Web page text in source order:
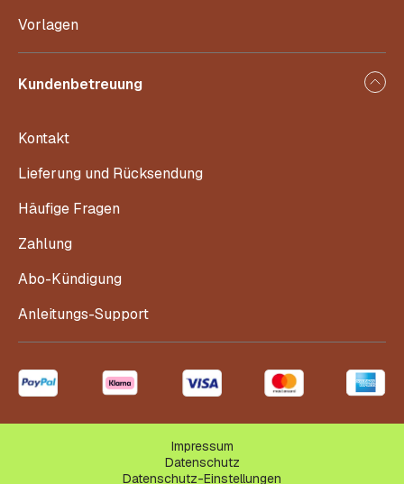
Vorlagen
Kundenbetreuung
Kontakt
Lieferung und Rücksendung
Häufige Fragen
Zahlung
Abo-Kündigung
Anleitungs-Support
Impressum
Datenschutz
Datenschutz-Einstellungen